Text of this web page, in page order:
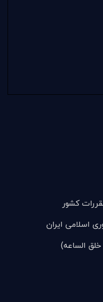
کشور
اسلامی ایران